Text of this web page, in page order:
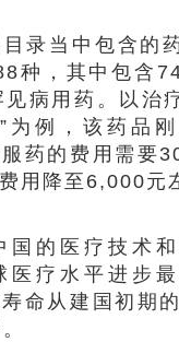
当中包含的
种，其中包含
病用药。以治
为例，该药品
药的费用需要
用降至6,000元
的医疗技术和
医疗水平进步
命从建国初期